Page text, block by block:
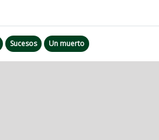
Sucesos Un muerto